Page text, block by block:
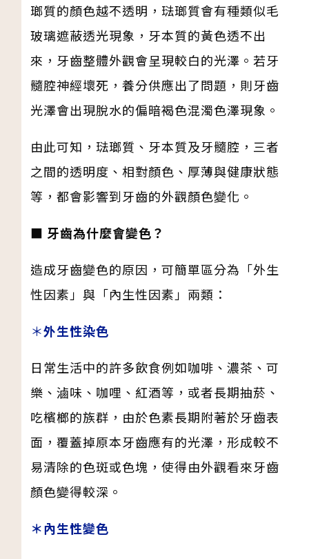
瑯質的顏色越不透明，琺瑯質會有種類似毛
玻璃遮蔽透光現象，牙本質的黃色透不出
來，牙齒整體外觀會呈現較白的光澤。若牙
髓腔神經壞死，養分供應出了問題，則牙齒
光澤會出現脫水的偏暗褐色混濁色澤現象。
由此可知，琺瑯質、牙本質及牙髓腔，三者
之間的透明度、相對顏色、厚薄與健康狀態
等，都會影響到牙齒的外觀顏色變化。
■ 牙齒為什麼會變色？
造成牙齒變色的原因，可簡單區分為「外生
性因素」與「內生性因素」兩類：
＊外生性染色
日常生活中的許多飲食例如咖啡、濃茶、可
樂、滷味、咖哩、紅酒等，或者長期抽菸、
吃檳榔的族群，由於色素長期附著於牙齒表
面，覆蓋掉原本牙齒應有的光澤，形成較不
易清除的色斑或色塊，使得由外觀看來牙齒
顏色變得較深。
＊內生性變色